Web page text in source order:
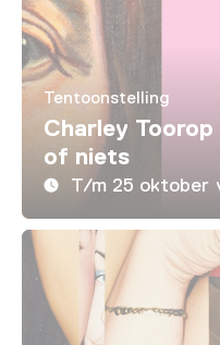
Tentoonstelling
Charley
of niets
T/m 25 oktober